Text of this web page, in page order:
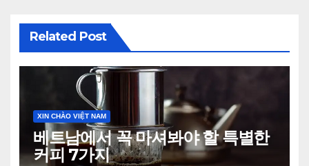
Related Post
XIN CHÀO VIỆT NAM
베트남에서 꼭 마셔봐야 할 특별한
커피 7가지